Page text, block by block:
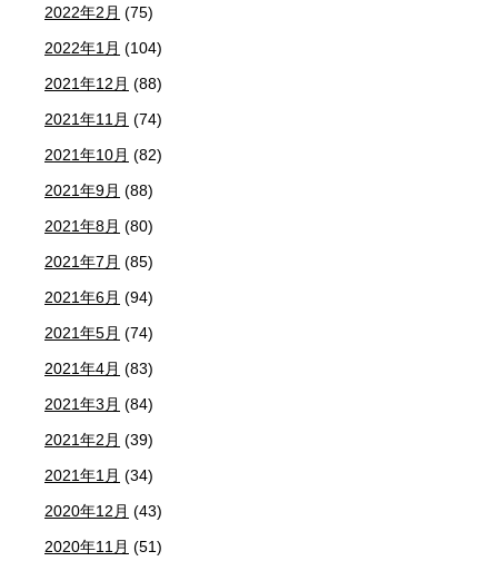
2022年2月 (75)
2022年1月 (104)
2021年12月 (88)
2021年11月 (74)
2021年10月 (82)
2021年9月 (88)
2021年8月 (80)
2021年7月 (85)
2021年6月 (94)
2021年5月 (74)
2021年4月 (83)
2021年3月 (84)
2021年2月 (39)
2021年1月 (34)
2020年12月 (43)
2020年11月 (51)